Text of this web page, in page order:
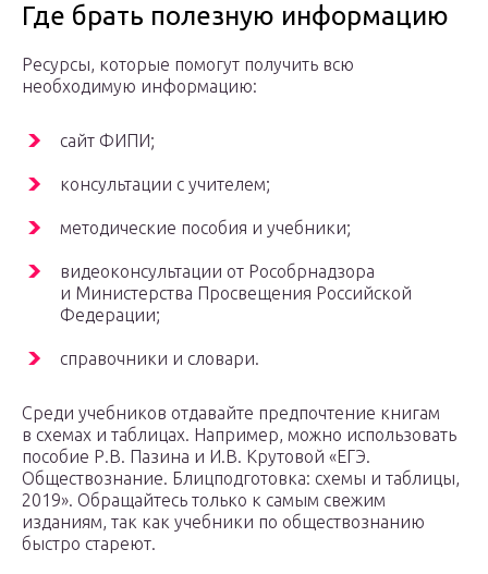
Где брать полезную информацию
Ресурсы, которые помогут получить всю
необходимую информацию:
сайт ФИПИ;
консультации с учителем;
методические пособия и учебники;
видеоконсультации от Рособрнадзора
и Министерства Просвещения Российской
Федерации;
справочники и словари.
Среди учебников отдавайте предпочтение книгам
в схемах и таблицах. Например, можно использовать
пособие Р.В. Пазина и И.В. Крутовой «ЕГЭ.
Обществознание. Блицподготовка: схемы и таблицы,
2019». Обращайтесь только к самым свежим
изданиям, так как учебники по обществознанию
быстро стареют.